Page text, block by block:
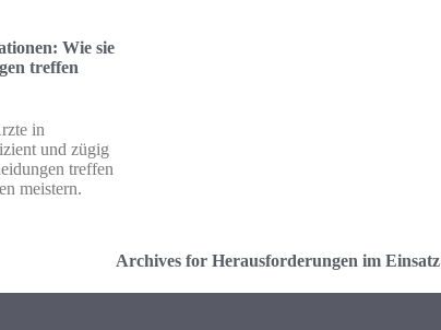
Wie sie
treffen
in
und zügig
treffen
meistern.
Archives for Herausforderungen im Einsatz